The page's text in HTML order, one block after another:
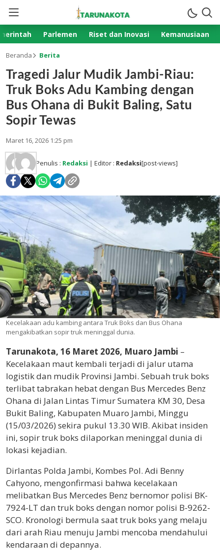
Parlemen Riset dan Inovasi Kemanusiaan
Beranda Berita
Tragedi Jalur Mudik Jambi-Riau:
Truk Boks Adu Kambing dengan
Bus Ohana di Bukit Baling, Satu
Sopir Tewas
Maret 16, 2026 1:25 pm
Penulis : Redaksi | Editor : Redaksi[post-views]
Kecelakaan adu kambing antara Truk Boks dan Bus Ohana
mengakibatkan sopir truk meninggal dunia.
Tarunakota, 16 Maret 2026, Muaro Jambi –
Kecelakaan maut kembali terjadi di jalur utama
logistik dan mudik Provinsi Jambi. Sebuah truk boks
terlibat tabrakan hebat dengan Bus Mercedes Benz
Ohana di Jalan Lintas Timur Sumatera KM 30, Desa
Bukit Baling, Kabupaten Muaro Jambi, Minggu
(15/03/2026) sekira pukul 13.30 WIB. Akibat insiden
ini, sopir truk boks dilaporkan meninggal dunia di
lokasi kejadian.
Dirlantas Polda Jambi, Kombes Pol. Adi Benny
Cahyono, mengonfirmasi bahwa kecelakaan
melibatkan Bus Mercedes Benz bernomor polisi BK-
7924-LT dan truk boks dengan nomor polisi B-9262-
SCO. Kronologi bermula saat truk boks yang melaju
dari arah Riau menuju Jambi mencoba mendahului
kendaraan di depannya.